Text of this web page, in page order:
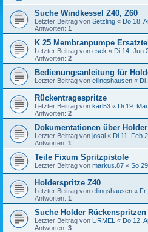
Suche Windkessel Z40, Z60
Letzter Beitrag von Setzling « Do 18.
Antworten: 1
K 25 Membranpumpe
Letzter Beitrag von esek « Di 14. Jun
Antworten: 2
Bedienungsanleitung für
Letzter Beitrag von ellingshausen « Di
Rückentragespritze
Letzter Beitrag von karl53 « Di 19.
Antworten: 2
Dokumentationen über
Letzter Beitrag von josal « Di 11. Feb
Antworten: 1
Teile Fixum Spritzpistole
Letzter Beitrag von markus.87 « So
Holderspritze Z40
Letzter Beitrag von ellingshausen « Fr
Antworten: 1
Suche Holder Rückenspritzen
Letzter Beitrag von URMEL « Do 12.
Antworten: 3